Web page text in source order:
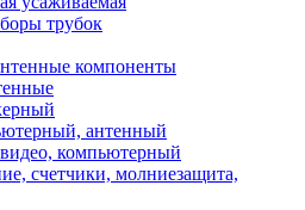
трубок
компоненты
антенный
компьютерный
счетчики, молниезащита,